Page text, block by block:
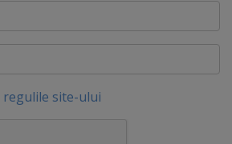
regulile site-ului